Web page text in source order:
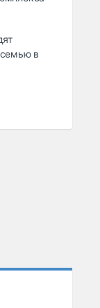
в